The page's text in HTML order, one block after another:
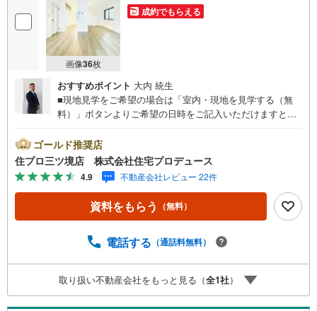
画像36枚
成約でもらえる
おすすめポイント 大内 統生
■現地見学をご希望の場合は「室内・現地を見学する（無
料）」ボタンよりご希望の日時をご記入いただけますとス
に強い！ 住プロは、保土ケ谷区・旭区の不動産売買専門会
社です！最新物件情報や当社限定で販売する物件情報も多
数ございますので、お気軽にお問合せ下さい！ --------------
弊社独自の住宅ローン提案システム 弊社ではファイナンシ
ャル専門スタッフによる【丁寧な資金アドバイス】【ファ
イナンシャルプラン提案書の作成】を随時行っておりま
高】【住宅購入者だけが加入できる無料の生命保険】【13
【教育費】住宅を買った後から始まる【住宅ローン返済】6
5歳以上から必要になる【老後の費用負担】住宅探しの【こ
のタイミング】で不安な部分を明確にしていきません
ゴールド推奨店
住プロ三ツ境店 株式会社住宅プロデュース
4.9 不動産会社レビュー 22件
資料をもらう （無料）
電話する （通話料無料）
取り扱い不動産会社をもっと見る（全1社）